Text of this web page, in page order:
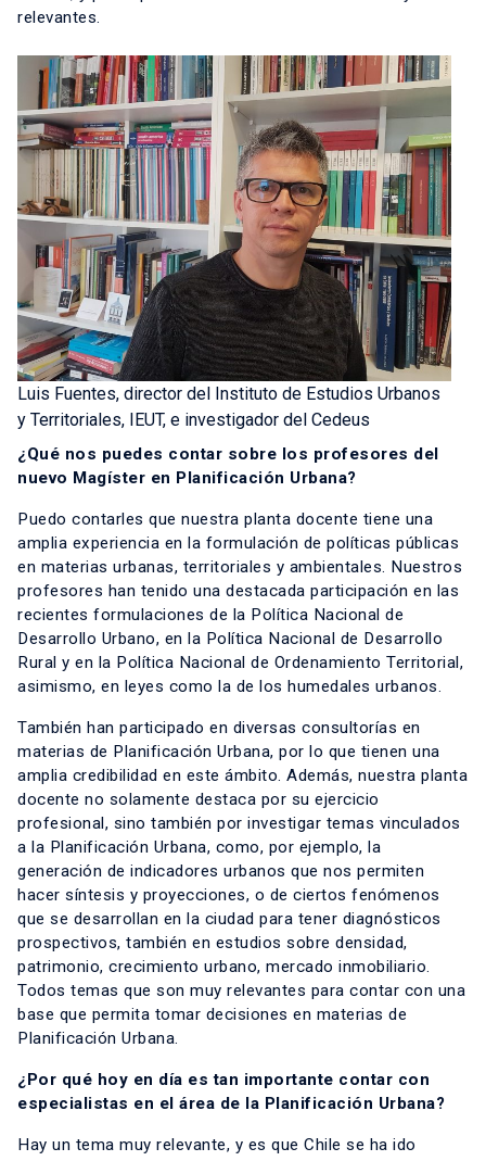
relevantes.
Luis Fuentes, director del Instituto de Estudios Urbanos
y Territoriales, IEUT, e investigador del Cedeus
¿Qué nos puedes contar sobre los profesores del
nuevo Magíster en Planificación Urbana?
Puedo contarles que nuestra planta docente tiene una
amplia experiencia en la formulación de políticas públicas
en materias urbanas, territoriales y ambientales. Nuestros
profesores han tenido una destacada participación en las
recientes formulaciones de la Política Nacional de
Desarrollo Urbano, en la Política Nacional de Desarrollo
Rural y en la Política Nacional de Ordenamiento Territorial,
asimismo, en leyes como la de los humedales urbanos.
También han participado en diversas consultorías en
materias de Planificación Urbana, por lo que tienen una
amplia credibilidad en este ámbito. Además, nuestra planta
docente no solamente destaca por su ejercicio
profesional, sino también por investigar temas vinculados
a la Planificación Urbana, como, por ejemplo, la
generación de indicadores urbanos que nos permiten
hacer síntesis y proyecciones, o de ciertos fenómenos
que se desarrollan en la ciudad para tener diagnósticos
prospectivos, también en estudios sobre densidad,
patrimonio, crecimiento urbano, mercado inmobiliario.
Todos temas que son muy relevantes para contar con una
base que permita tomar decisiones en materias de
Planificación Urbana.
¿Por qué hoy en día es tan importante contar con
especialistas en el área de la Planificación Urbana?
Hay un tema muy relevante, y es que Chile se ha ido